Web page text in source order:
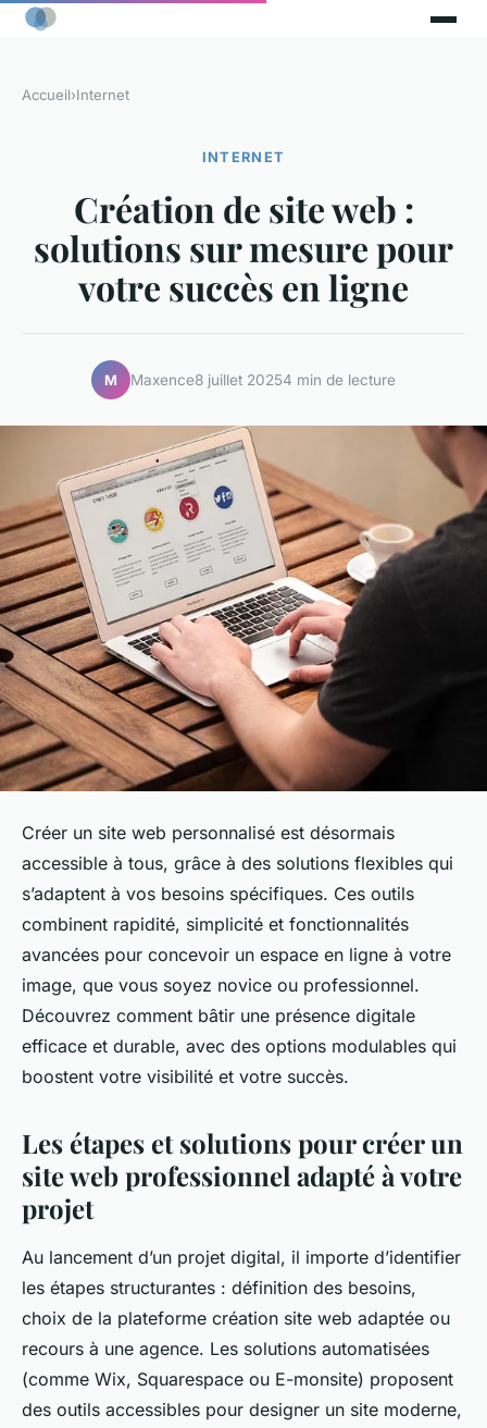
Accueil›Internet
INTERNET
Création de site web :
solutions sur mesure pour
votre succès en ligne
M Maxence8 juillet 20254 min de lecture
Créer un site web personnalisé est désormais
accessible à tous, grâce à des solutions flexibles qui
s’adaptent à vos besoins spécifiques. Ces outils
combinent rapidité, simplicité et fonctionnalités
avancées pour concevoir un espace en ligne à votre
image, que vous soyez novice ou professionnel.
Découvrez comment bâtir une présence digitale
efficace et durable, avec des options modulables qui
boostent votre visibilité et votre succès.
Les étapes et solutions pour créer un
site web professionnel adapté à votre
projet
Au lancement d’un projet digital, il importe d’identifier
les étapes structurantes : définition des besoins,
choix de la plateforme création site web adaptée ou
recours à une agence. Les solutions automatisées
(comme Wix, Squarespace ou E-monsite) proposent
des outils accessibles pour designer un site moderne,